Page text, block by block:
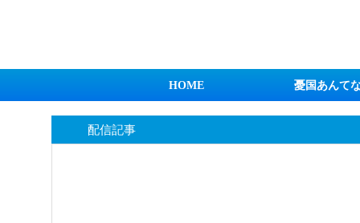
HOME 憂国あんて
配信記事